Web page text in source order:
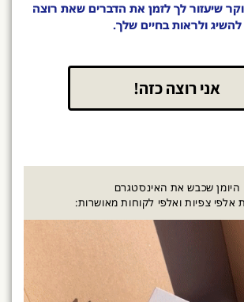
שיעזור לך לזמן את הדברים שאת רוצה
להשיג ולראות בחיים שלך.
אני רוצה כזה!
היומן שכבש את האינסטגרם
אלפי צפיות ואלפי לקוחות מאושרות: